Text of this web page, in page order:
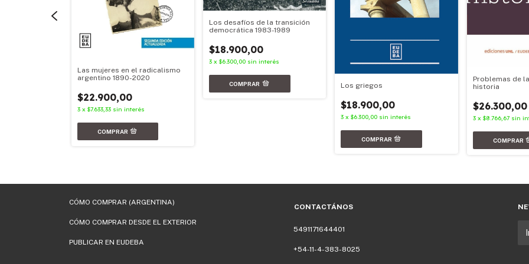
Las mujeres en el radicalismo
argentino 1890-2020
$22.900,00
3 x $7.633,33 sin interés
Los desafíos de la transición
democrática 1983-1989
$18.900,00
3 x$6.300,00 sin interés
Los griegos
$18.900,00
3 x$6.300,00 sin interés
Problemas de
historia
$26.300,00
3 x $8.766,67 sin
CÓMO COMPRAR (ARGENTINA)
CÓMO COMPRAR DESDE EL EXTERIOR
PUBLICAR EN EUDEBA
CONTACTÁNOS
5491171644401
+54-11-4-383-8025